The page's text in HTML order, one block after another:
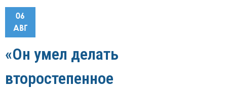
06
АВГ
«Он умел делать
второстепенное